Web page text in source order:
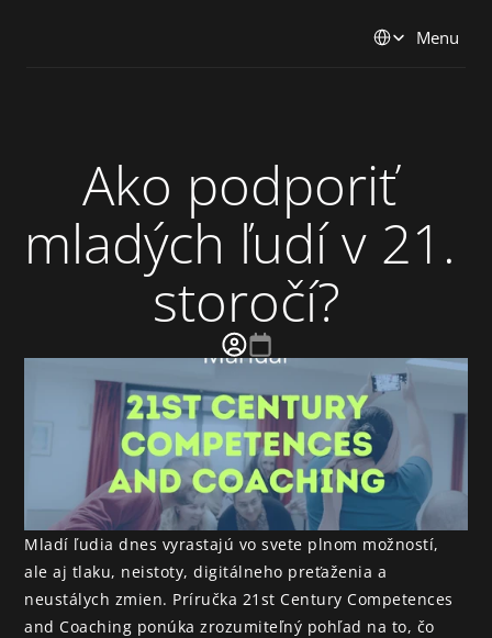
Menu
Ako podporiť
mladých ľudí v 21.
storočí?
Mladí ľudia dnes vyrastajú vo svete plnom možností,
ale aj tlaku, neistoty, digitálneho preťaženia a
neustálych zmien. Príručka 21st Century Competences
and Coaching ponúka zrozumiteľný pohľad na to, čo